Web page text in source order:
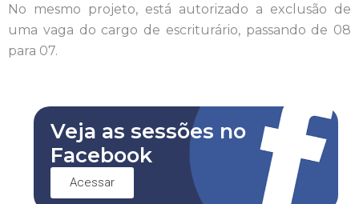
No mesmo projeto, está autorizado a exclusão de
uma vaga do cargo de escriturário, passando de 08
para 07.
Veja as sessões no
Facebook
Acessar